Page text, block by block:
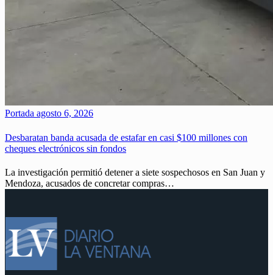
Portada agosto 6, 2026
Desbaratan banda acusada de estafar en casi $100 millones con
cheques electrónicos sin fondos
La investigación permitió detener a siete sospechosos en San Juan y
Mendoza, acusados de concretar compras…